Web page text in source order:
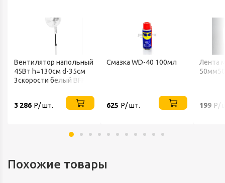
Вентилятор напольный
45Вт h=130см d-35см
3скорости белый BFF-
3 286 Р/ шт.
Смазка WD-40 100мл
625 Р/ шт.
Лента
199 Р/
Похожие товары